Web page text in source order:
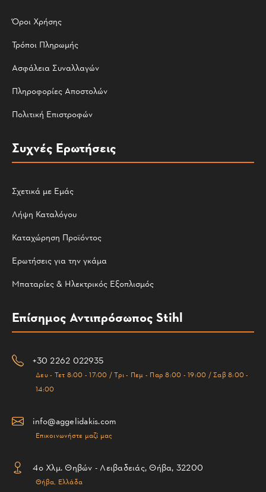
Όροι Χρήσης
Τρόποι Πληρωμής
Ασφάλεια Συναλλαγών
Πληροφορίες Αποστολών
Πολιτική Επιστροφών
Συχνές Ερωτήσεις
Σχετικά με Εμάς
Λήψη Καταλόγου
Καταχώρηση Προϊόντος
Ερωτήσεις για την γκάμα
Μπαταρίες & Ηλεκτρικός Εξοπλισμός
Επίσημος Αντιπρόσωπος Stihl
+30 2262 022935
Δευ - Τετ 8:00 - 17:00 / Τρι - Πεμ - Παρ 8:00 - 19:00 / Σαβ 8:00 -
14:00
info@aggelidakis.com
Επικοινωνήστε μαζί μας
4ο Χλμ. Θηβών - Λειβαδειάς, Θήβα, 32200
Θήβα, Ελλάδα